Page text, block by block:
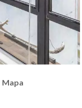
Mapa